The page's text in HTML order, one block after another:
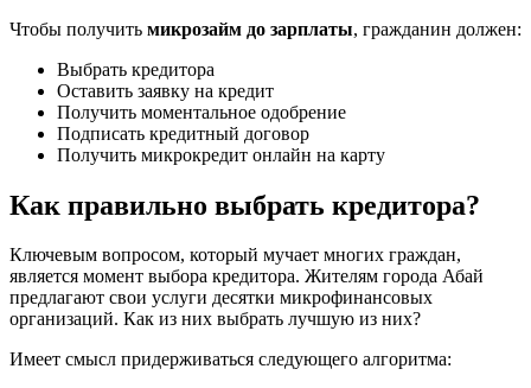
Чтобы получить микрозайм до зарплаты, гражданин должен:
Выбрать кредитора
Оставить заявку на кредит
Получить моментальное одобрение
Подписать кредитный договор
Получить микрокредит онлайн на карту
Как правильно выбрать кредитора?
Ключевым вопросом, который мучает многих граждан,
является момент выбора кредитора. Жителям города Абай
предлагают свои услуги десятки микрофинансовых
организаций. Как из них выбрать лучшую из них?
Имеет смысл придерживаться следующего алгоритма: